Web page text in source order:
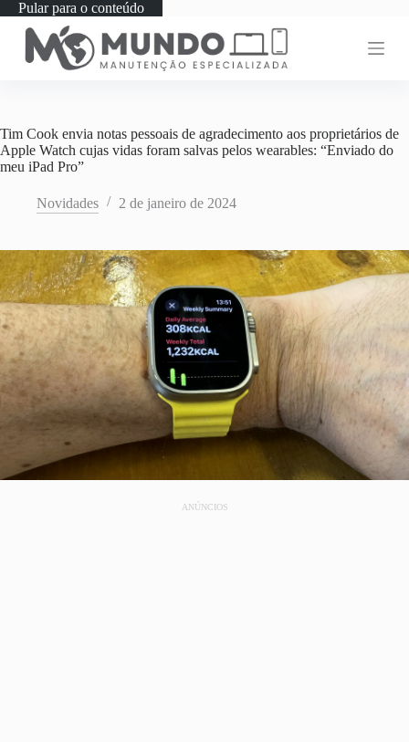
Pular para o conteúdo
Tim Cook envia notas pessoais de agradecimento aos proprietários de
Apple Watch cujas vidas foram salvas pelos wearables: “Enviado do
meu iPad Pro”
Novidades 2 de janeiro de 2024
ANÚNCIOS